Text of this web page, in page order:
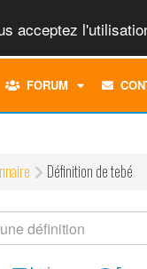
acceptez
FORUM
TOGGLE
Définition de tebé